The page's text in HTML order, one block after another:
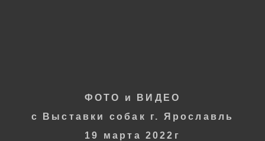
ФОТО и ВИДЕО
с
Выставки собак г. Ярославль
19
марта 2022г